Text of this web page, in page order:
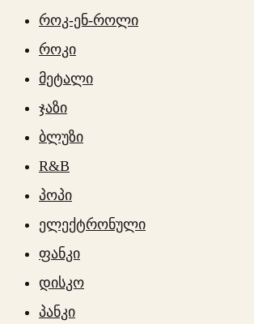
როკ-ენ-როლი
როკი
მეტალი
ჯაზი
ბლუზი
R&B
პოპი
ელექტრონული
ფანკი
დისკო
პანკი